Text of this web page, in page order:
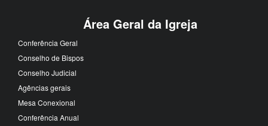
Área Geral da Igreja
Conferência Geral
Conselho de Bispos
Conselho Judicial
Agências gerais
Mesa Conexional
Conferência Anual